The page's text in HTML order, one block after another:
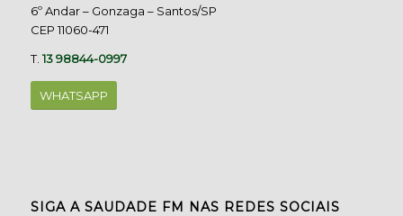
6º Andar – Gonzaga – Santos/SP
CEP 11060-471
T.13 98844-0997
WHATSAPP
SIGA A SAUDADE FM NAS REDES SOCIAIS